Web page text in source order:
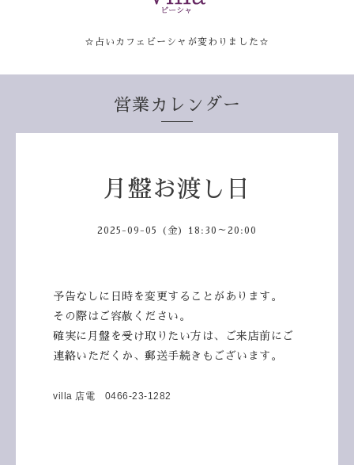
☆占いカフェビーシャが変わりました☆
営業カレンダー
月盤お渡し日
2025-09-05 (金) 18:30～20:00
予告なしに日時を変更することがあります。
その際はご容赦ください。
確実に月盤を受け取りたい方は、ご来店前にご
連絡いただくか、郵送手続きもございます。
villa 店電 0466-23-1282